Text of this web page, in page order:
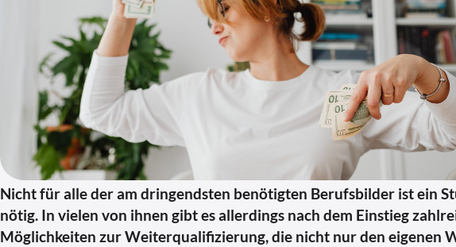
Nicht für alle der am dringendsten benötigten Berufsbilder ist ein
nötig. In vielen von ihnen gibt es allerdings nach dem Einstieg
Möglichkeiten zur Weiterqualifizierung, die nicht nur den eigenen